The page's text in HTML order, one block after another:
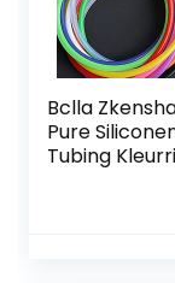
Bclla
Pure
Tubing